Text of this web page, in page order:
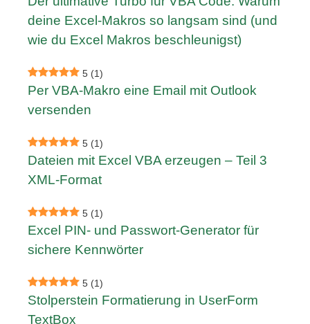
deine Excel-Makros so langsam sind (und
wie du Excel Makros beschleunigst)
5 (1)
Per VBA-Makro eine Email mit Outlook
versenden
5 (1)
Dateien mit Excel VBA erzeugen – Teil 3
XML-Format
5 (1)
Excel PIN- und Passwort-Generator für
sichere Kennwörter
5 (1)
Stolperstein Formatierung in UserForm
TextBox